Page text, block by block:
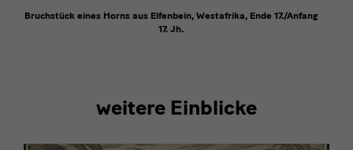
Bruchstück eines Horns aus Elfenbein, Westafrika, Ende 17./Anfang
17. Jh.
weitere Einblicke